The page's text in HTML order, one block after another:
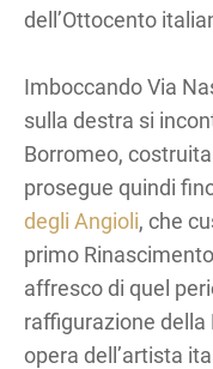
dell’Ottocento
Imboccando Via
sulla destra si
Borromeo,
prosegue quindi
degli Angioli, che
primo
affresco di quel
raffigurazione della
opera dell’artista